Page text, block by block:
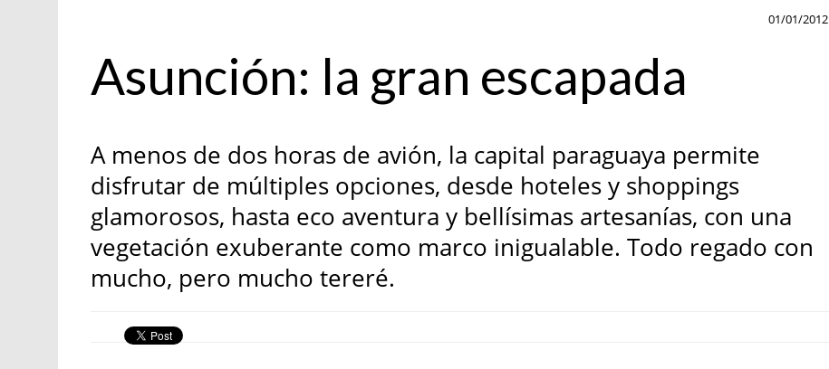
01/01/2012
Asunción: la gran escapada
A menos de dos horas de avión, la capital paraguaya permite
disfrutar de múltiples opciones, desde hoteles y shoppings
glamorosos, hasta eco aventura y bellísimas artesanías, con una
vegetación exuberante como marco inigualable. Todo regado con
mucho, pero mucho tereré.